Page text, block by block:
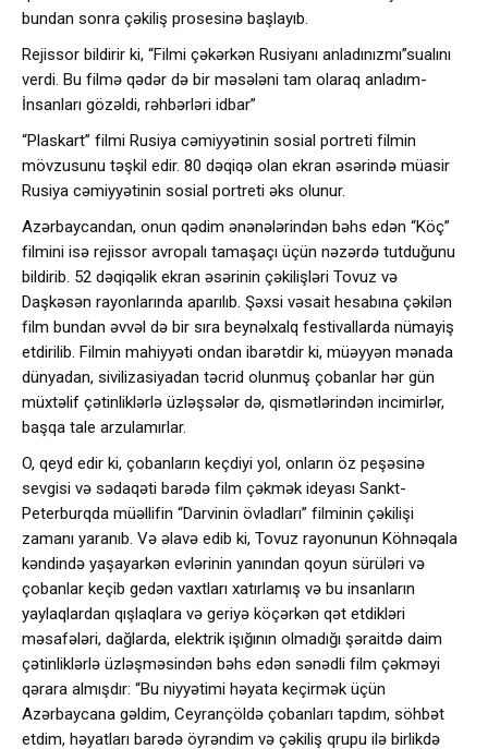
bundan sonra çəkiliş prosesinə başlayıb.
Rejissor bildirir ki, “Filmi çəkərkən Rusiyanı anladınızmı”sualını
verdi. Bu filmə qədər də bir məsələni tam olaraq anladım-
İnsanları gözəldi, rəhbərləri idbar”
“Plaskart” filmi Rusiya cəmiyyətinin sosial portreti filmin
mövzusunu təşkil edir. 80 dəqiqə olan ekran əsərində müasir
Rusiya cəmiyyətinin sosial portreti əks olunur.
Azərbaycandan, onun qədim ənənələrindən bəhs edən “Köç”
filmini isə rejissor avropalı tamaşaçı üçün nəzərdə tutduğunu
bildirib. 52 dəqiqəlik ekran əsərinin çəkilişləri Tovuz və
Daşkəsən rayonlarında aparılıb. Şəxsi vəsait hesabına çəkilən
film bundan əvvəl də bir sıra beynəlxalq festivallarda nümayiş
etdirilib. Filmin mahiyyəti ondan ibarətdir ki, müəyyən mənada
dünyadan, sivilizasiyadan təcrid olunmuş çobanlar hər gün
müxtəlif çətinliklərlə üzləşsələr də, qismətlərindən incimirlər,
başqa tale arzulamırlar.
O, qeyd edir ki, çobanların keçdiyi yol, onların öz peşəsinə
sevgisi və sədaqəti barədə film çəkmək ideyası Sankt-
Peterburqda müəllifin “Darvinin övladları” filminin çəkilişi
zamanı yaranıb. Və əlavə edib ki, Tovuz rayonunun Köhnəqala
kəndində yaşayarkən evlərinin yanından qoyun sürüləri və
çobanlar keçib gedən vaxtları xatırlamış və bu insanların
yaylaqlardan qışlaqlara və geriyə köçərkən qət etdikləri
məsafələri, dağlarda, elektrik işığının olmadığı şəraitdə daim
çətinliklərlə üzləşməsindən bəhs edən sənədli film çəkməyi
qərara almışdır: “Bu niyyətimi həyata keçirmək üçün
Azərbaycana gəldim, Ceyrançöldə çobanları tapdım, söhbət
etdim, həyatları barədə öyrəndim və çəkiliş qrupu ilə birlikdə